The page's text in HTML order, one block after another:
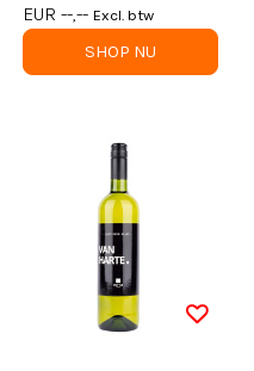
EUR --,-- Excl. btw
SHOP NU